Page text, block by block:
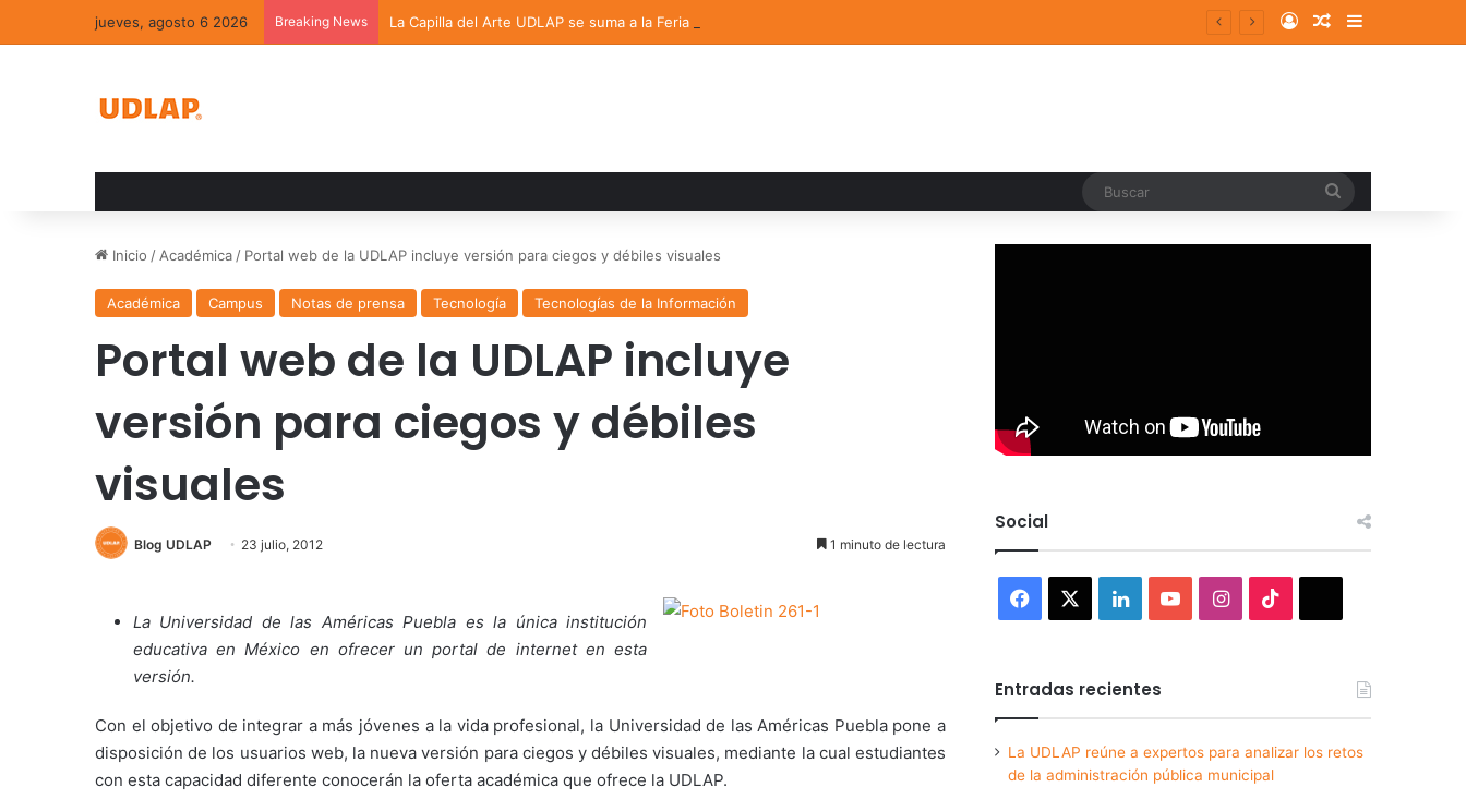
jueves, agosto 6 2026 Breaking News La Capilla del Arte UDLAP se suma a la Feria Internacional del Libro en Puebla Log InRandom Article
Sidebar
Inicio / Académica / Portal web de la UDLAP incluye versión para ciegos y débiles visuales
Académica Campus Notas de prensa Tecnología Tecnologías de la Información
Portal web de la UDLAP incluye
versión para ciegos y débiles
visuales
Blog UDLAP 23 julio, 2012 1 minuto de lectura
La Universidad de las Américas Puebla es la única institución
educativa en México en ofrecer un portal de internet en esta
versión.
Con el objetivo de integrar a más jóvenes a la vida profesional, la Universidad de las Américas Puebla pone a
disposición de los usuarios web, la nueva versión para ciegos y débiles visuales, mediante la cual estudiantes
con esta capacidad diferente conocerán la oferta académica que ofrece la UDLAP.
Social
Facebook LinkedInYouTubeInstagram
Entradas recientes
La UDLAP reúne a expertos para analizar los retos
de la administración pública municipal